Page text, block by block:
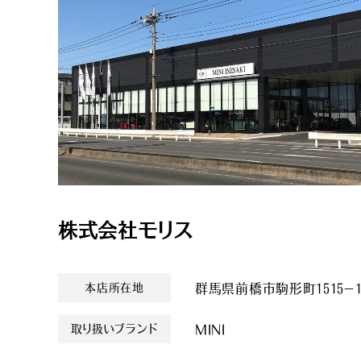
株式会社モリス
本店所在地 群馬県前橋市駒形町１５１５
取り扱いブランド MINI